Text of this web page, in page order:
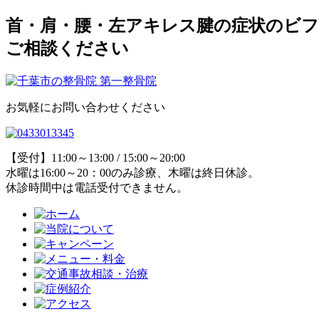
首・肩・腰・左アキレス腱の症状のビ
ご相談ください
お気軽にお問い合わせください
【受付】11:00～13:00 / 15:00～20:00
水曜は16:00～20：00のみ診療、木曜は終日休診。
休診時間中は電話受付できません。